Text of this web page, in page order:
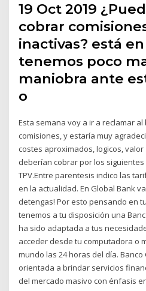
19 Oct 2019
cobrar
inactivas? está
tenemos poco
maniobra ante
o
Esta semana voy a ir a reclamar
comisiones, y estaría muy
costes aproximados, logicos,
deberían cobrar por los
TPV.Entre parentesis indico las
en la actualidad. En Global Bank
detengas! Por esto pensando en
tenemos a tu disposición una
ha sido adaptada a tus
acceder desde tu computadora o
mundo las 24 horas del día.
orientada a brindar servicios
del mercado masivo con énfasis